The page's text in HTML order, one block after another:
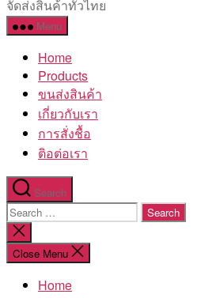
ครบ
ครัน
โรงงาน
จัดส่งสินค้าทั่วไทย
Menu
Home
Products
ขนส่งสินค้า
เกี่ยวกับเรา
การสั่งชื้อ
ติอต่อเรา
Search
Search
for:
Close
search
Close Menu
Home